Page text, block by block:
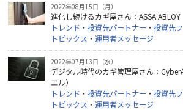
2022年08月15日（月）
進化し続けるカギ屋さん：ASSA ABLOY
トレンド ・投資先パートナー ・投資先
トピックス ・運用者メッセージ
2022年07月13日（水）
デジタル時代のカギ管理屋さん：
エル）
トレンド ・投資先パートナー ・投資先
トピックス ・運用者メッセージ